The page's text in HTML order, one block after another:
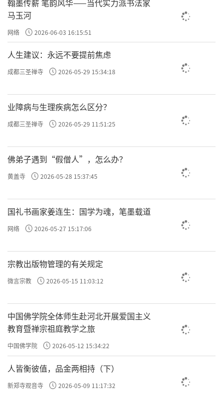
许方勇解读《了凡四训》（三）
许方勇解读《了凡四训》（四）
许方勇解读《了凡四训》（五）
许方勇解读《了凡四训》（六）
许方勇解读《了凡四训》（八）
许方勇解读《了凡四训》（十）
许方勇解读《了凡四训》（十二）
许方勇解读《了凡四训》（十三）
许方勇解读《了凡四训》（十五）
许方勇解读《了凡四训》（十七）
许方勇解读《了凡四训》（十八）
许方勇解读《了凡四训》（十九）
许方勇解读《了凡四训》（二十）
马玉河
网络 2026-06-03 16:15:51
人生建议：永远不要提前焦虑
成都三圣禅寺 2026-05-29 15:34:18
业障病与生理疾病怎么区分？
成都三圣禅寺 2026-05-29 11:51:25
佛弟子遇到“假僧人”，怎么办？
黄盖寺 2026-05-28 15:37:45
国礼书画家姜连生：国学为魂，笔墨载道
网络 2026-05-27 15:17:06
宗教出版物管理的有关规定
微言宗教 2026-05-15 11:03:12
中国佛学院全体师生赴河北开展爱国主义
教育暨禅宗祖庭教学之旅
中国佛学院 2026-05-12 15:34:22
人皆衡彼值，品金两相持（下）
新郑寺观音寺 2026-05-09 11:17:32